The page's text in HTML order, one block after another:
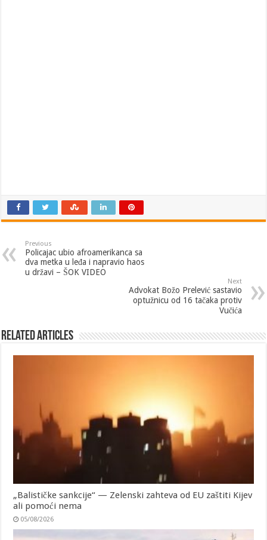
Previous
Policajac ubio afroamerikanca sa
dva metka u leđa i napravio haos
u državi – ŠOK VIDEO
Next
Advokat Božo Prelević sastavio
optužnicu od 16 tačaka protiv
Vučića
Related Articles
„Balističke sankcije“ — Zelenski zahteva od EU zaštiti Kijev
ali pomoći nema
05/08/2026